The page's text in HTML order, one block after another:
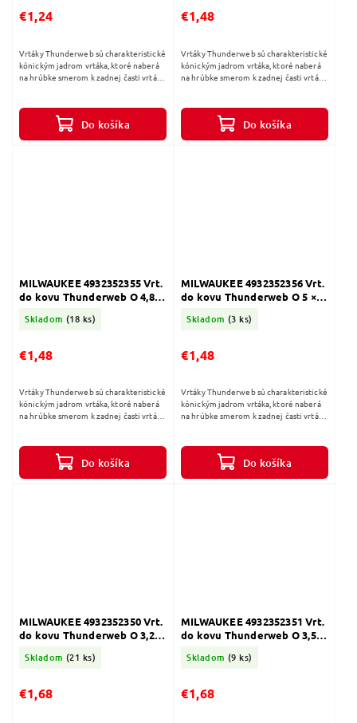
€1,24
Do košíka
Vrtáky Thunderweb sú charakteristické
kónickým jadrom vrtáka, ktoré naberá
na hrúbke smerom k zadnej časti vrtáka.
€1,48
Do košíka
Vrtáky Thunderweb sú charakteristické
kónickým jadrom vrtáka, ktoré naberá
na hrúbke smerom k zadnej časti vrtáka.
MILWAUKEE 4932352355 Vrt.
do kovu Thunderweb O 4,8 ×
Skladom (18 ks)
€1,48
Do košíka
Vrtáky Thunderweb sú charakteristické
kónickým jadrom vrtáka, ktoré naberá
na hrúbke smerom k zadnej časti vrtáka.
MILWAUKEE 4932352356 Vrt.
do kovu Thunderweb O 5 ×
Skladom (3 ks)
€1,48
Do košíka
Vrtáky Thunderweb sú charakteristické
kónickým jadrom vrtáka, ktoré naberá
na hrúbke smerom k zadnej časti vrtáka.
MILWAUKEE 4932352350 Vrt.
do kovu Thunderweb O 3,2 ×
Skladom (21 ks)
€1,68
MILWAUKEE 4932352351 Vrt.
do kovu Thunderweb O 3,5 ×
Skladom (9 ks)
€1,68